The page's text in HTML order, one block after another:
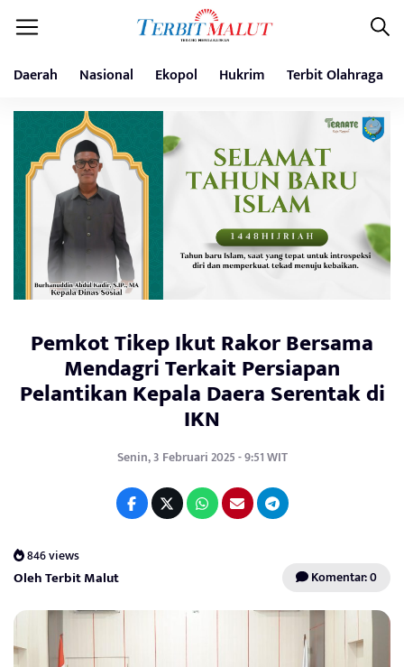
Daerah Nasional Ekopol Hukrim Terbit Olahraga
Pemkot Tikep Ikut Rakor Bersama
Mendagri Terkait Persiapan
Pelantikan Kepala Daera Serentak di
IKN
Senin, 3 Februari 2025 - 9:51 WIT
846 views
Oleh Terbit Malut Komentar: 0